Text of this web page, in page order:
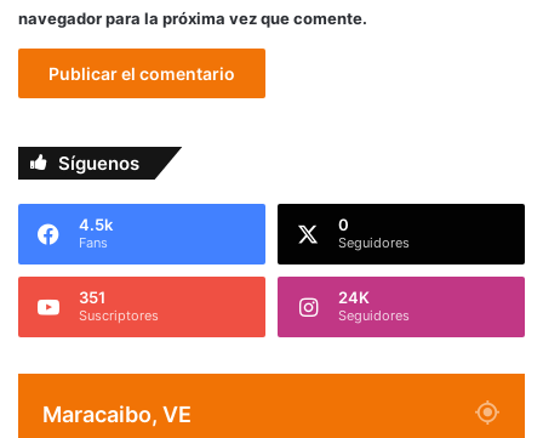
navegador para la próxima vez que comente.
Síguenos
4.5k
Fans
0
Seguidores
351
Suscriptores
24K
Seguidores
Maracaibo, VE